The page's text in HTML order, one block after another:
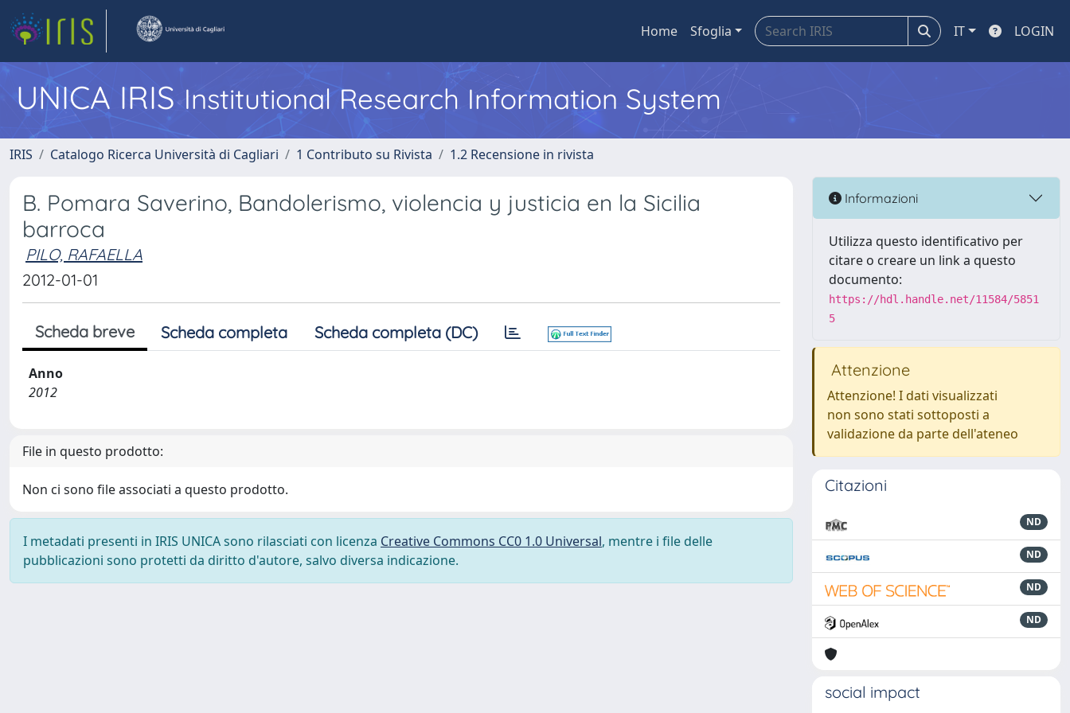
Home Sfoglia IT LOGIN
UNICA IRISInstitutional Research Information System
IRIS Catalogo Ricerca Università di Cagliari 1 Contributo su Rivista 1.2 Recensione in rivista
B. Pomara Saverino, Bandolerismo, violencia y justicia en la Sicilia
barroca
PILO, RAFAELLA
2012-01-01
Scheda breve Scheda completa Scheda completa (DC)
Anno
2012
File in questo prodotto:
Non ci sono file associati a questo prodotto.
I metadati presenti in IRIS UNICA sono rilasciati con licenza Creative Commons CC0 1.0 Universal, mentre i file delle
pubblicazioni sono protetti da diritto d'autore, salvo diversa indicazione.
Informazioni
Utilizza questo identificativo per
citare o creare un link a questo
documento:
https://hdl.handle.net/11584/5851
5
Attenzione
Attenzione! I dati visualizzati
non sono stati sottoposti a
validazione da parte dell'ateneo
Citazioni
ND
ND
ND
ND
social impact